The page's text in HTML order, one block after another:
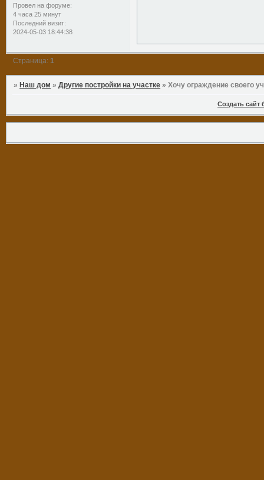
Провел на форуме:
4 часа 25 минут
Последний визит:
2024-05-03 18:44:38
Страница: 1
» Наш дом »Другие постройки на участке »Хочу ограждение своего
Создать сайт